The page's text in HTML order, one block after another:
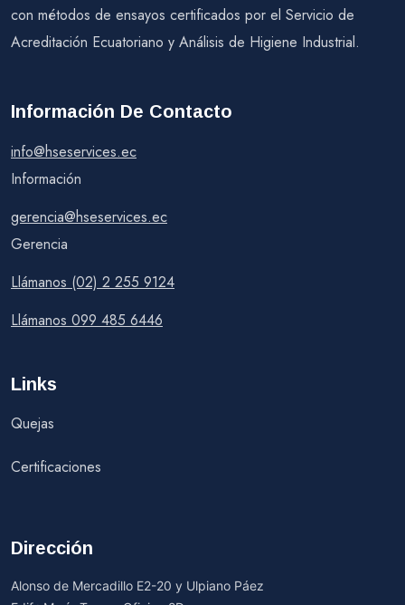
con métodos de ensayos certificados por el Servicio de
Acreditación Ecuatoriano y Análisis de Higiene Industrial.
Información De Contacto
info@hseservices.ec
Información
gerencia@hseservices.ec
Gerencia
Llámanos (02) 2 255 9124
Llámanos 099 485 6446
Links
Quejas
Certificaciones
Dirección
Alonso de Mercadillo E2-20 y Ulpiano Páez